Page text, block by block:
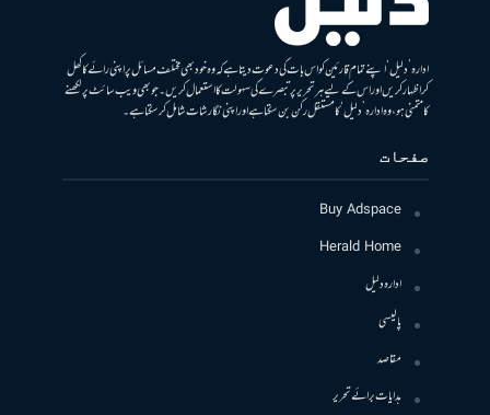
ادارہ ’دلیل‘ اپنے تمام قارئین کو اس بات کی دعوت دیتا ہے کہ وہ خود بھی مختلف مسائل پر اپنی رائے کا کھل
کر اظہار کریں اور اس کے لیے ہر تحریر پر تبصرے کی سہولت کا استعمال کریں۔ جو بھی ویب سائٹ پر لکھنے
کا متمنی ہو، وہ ادارہ ’دلیل‘ کا مستقل رکن بن سکتا ہے اور اپنی نگارشات شامل کرسکتا ہے۔
صفحات
Buy Adspace
Herald Home
ادارہ دلیل
پالیسی
مقاصد
ہدایات برائے تحریر